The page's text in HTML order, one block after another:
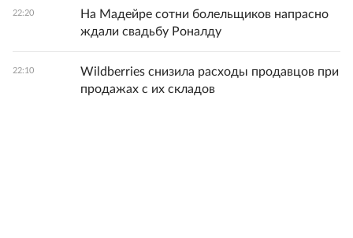
22:20
На Мадейре сотни болельщиков напрасно
ждали свадьбу Роналду
22:10
Wildberries снизила расходы продавцов при
продажах с их складов